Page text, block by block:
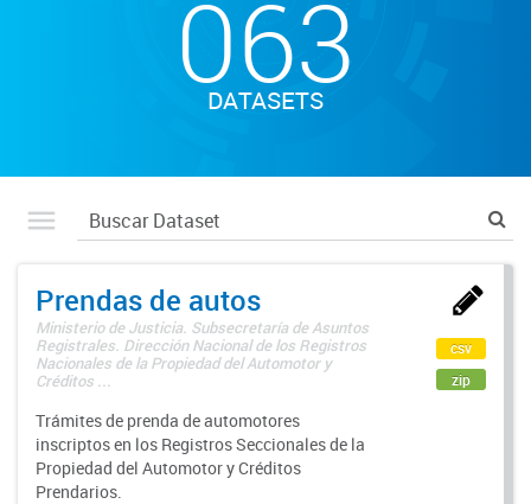
063
DATASETS
Prendas de autos
Ministerio de Justicia. Subsecretaría de Asuntos
Registrales. Dirección Nacional de los Registros
Nacionales de la Propiedad del Automotor y
Créditos ...
Trámites de prenda de automotores
inscriptos en los Registros Seccionales de la
Propiedad del Automotor y Créditos
Prendarios.
csv
zip